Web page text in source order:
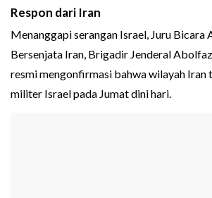
Respon dari Iran
Menanggapi serangan Israel, Juru Bicara
Bersenjata Iran, Brigadir Jenderal
resmi mengonfirmasi bahwa wilayah Iran
militer Israel pada Jumat dini hari.